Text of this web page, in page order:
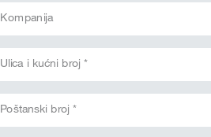
Kompanija
Ulica i kućni broj *
Poštanski broj *